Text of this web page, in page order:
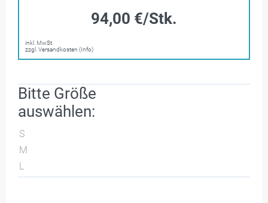
94,00 €/Stk.
inkl. MwSt.
zzgl. Versandkosten (Info)
Bitte Größe
auswählen:
S
M
L